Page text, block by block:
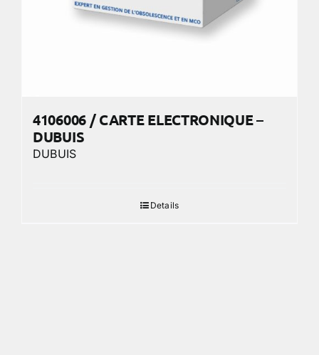
4106006 / CARTE ELECTRONIQUE –
DUBUIS
DUBUIS
Details